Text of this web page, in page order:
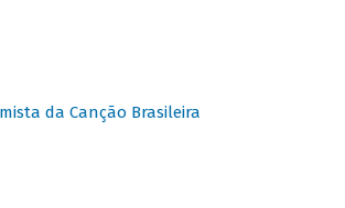
da Canção Brasileira